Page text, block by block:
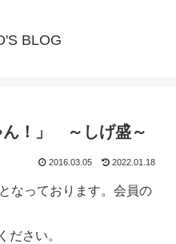
BLOG
ん！」 ～しげ盛～
2016.03.05 2022.01.18
なっております。会員の
ださい。